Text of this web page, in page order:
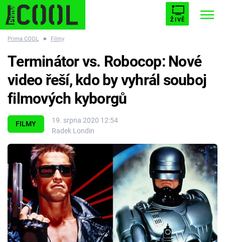
ŽIVĚ
ESCAPE PLNEJ KOTEL AVENGERS 5
Témata
Filmy
Seriály
Hry
Cool Esport
Prima COOL ■ Filmy
FILMY
19. srpna 2020 12:54
Radek Londin
Terminátor vs. Robocop: Nové
video řeší, kdo by vyhrál souboj
filmových kyborgů